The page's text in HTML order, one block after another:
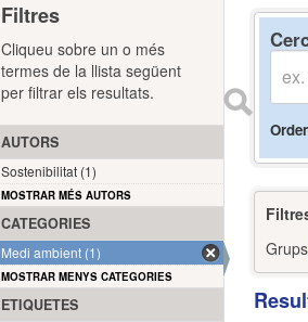
Filtres
Cliqueu sobre un o més
termes de la llista següent
per filtrar els resultats.
AUTORS
Sostenibilitat (1)
MOSTRAR MÉS AUTORS
CATEGORIES
Medi ambient (1)
MOSTRAR MENYS CATEGORIES
ETIQUETES